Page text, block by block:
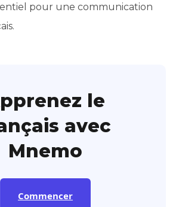
pour une communication
le
avec
Mnemo
Commencer